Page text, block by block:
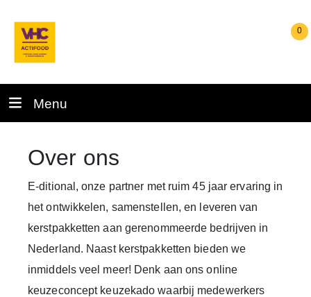
0
Menu
Over ons
E-ditional, onze partner met ruim 45 jaar ervaring in
het ontwikkelen, samenstellen, en leveren van
kerstpakketten aan gerenommeerde bedrijven in
Nederland. Naast kerstpakketten bieden we
inmiddels veel meer! Denk aan ons online
keuzeconcept keuzekadowaarbij medewerkers